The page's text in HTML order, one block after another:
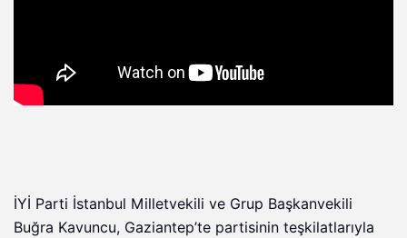
İYİ Parti İstanbul Milletvekili ve Grup Başkanvekili
Buğra Kavuncu, Gaziantep’te partisinin teşkilatlarıyla